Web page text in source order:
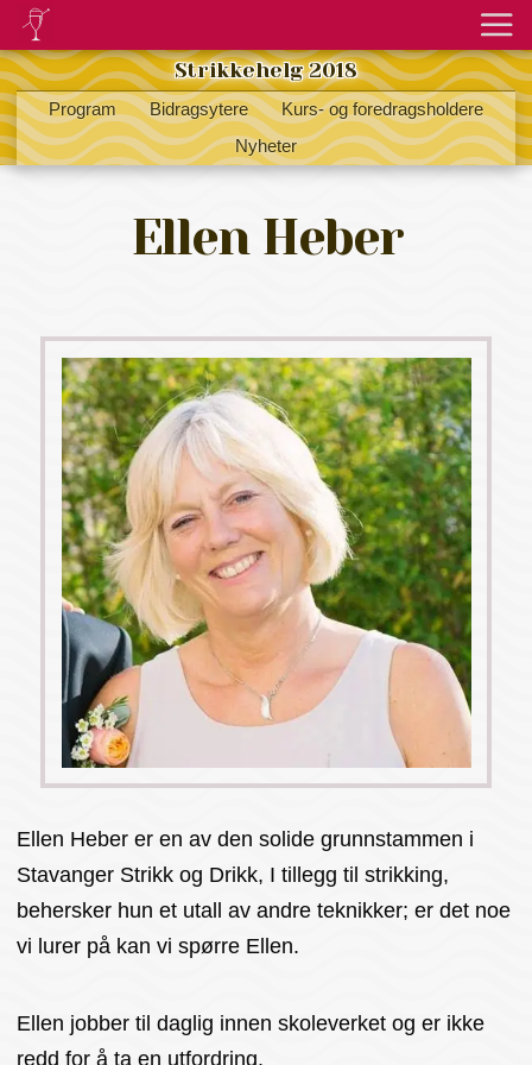
Strikkehelg 2018
Program Bidragsytere
Kurs- og foredragsholdere
Nyheter
Ellen Heber
Ellen Heber er en av den solide grunnstammen i
Stavanger Strikk og Drikk, I tillegg til strikking,
behersker hun et utall av andre teknikker; er det noe
vi lurer på kan vi spørre Ellen.
Ellen jobber til daglig innen skoleverket og er ikke
redd for å ta en utfordring.